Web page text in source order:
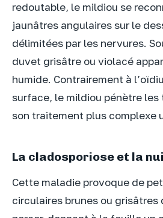
redoutable, le mildiou se
jaunâtres angulaires sur le
délimitées par les nervures.
duvet grisâtre ou violacé
humide. Contrairement à
surface, le mildiou pénètre les
son traitement plus complexe
La cladosporiose et la
Cette maladie provoque de
circulaires brunes ou grisâtres